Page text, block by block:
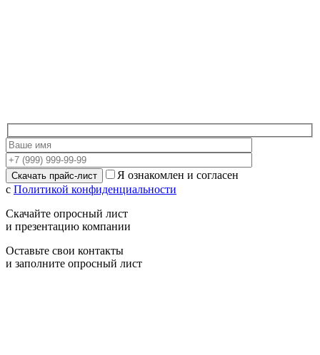
Я ознакомлен и согласен
с Политикой конфиденциальности
Скачайте опросный лист
и презентацию компании
Оставьте свои контакты
и заполните опросный лист